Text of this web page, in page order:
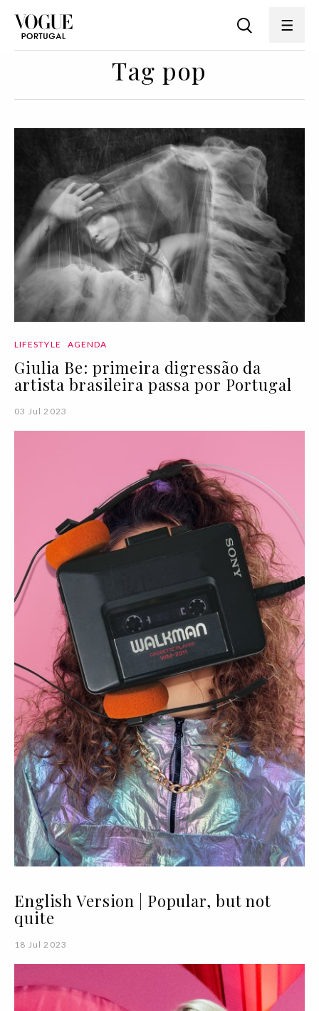
Tag pop
LIFESTYLE AGENDA
Giulia Be: primeira digressão da
artista brasileira passa por Portugal
03 Jul 2023
English Version | Popular, but not
quite
18 Jul 2023